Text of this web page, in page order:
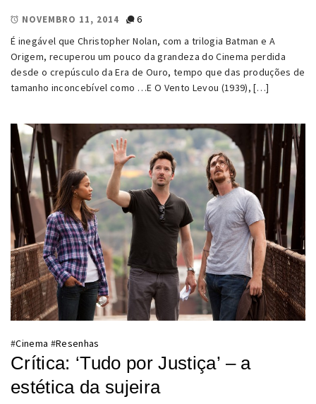
NOVEMBRO 11, 2014
6
É inegável que Christopher Nolan, com a trilogia Batman e A
Origem, recuperou um pouco da grandeza do Cinema perdida
desde o crepúsculo da Era de Ouro, tempo que das produções de
tamanho inconcebível como …E O Vento Levou (1939), […]
#Cinema #Resenhas
Crítica: ‘Tudo por Justiça’ – a
estética da sujeira